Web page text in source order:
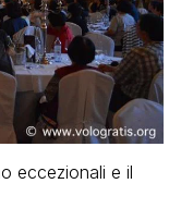
eccezionali e il